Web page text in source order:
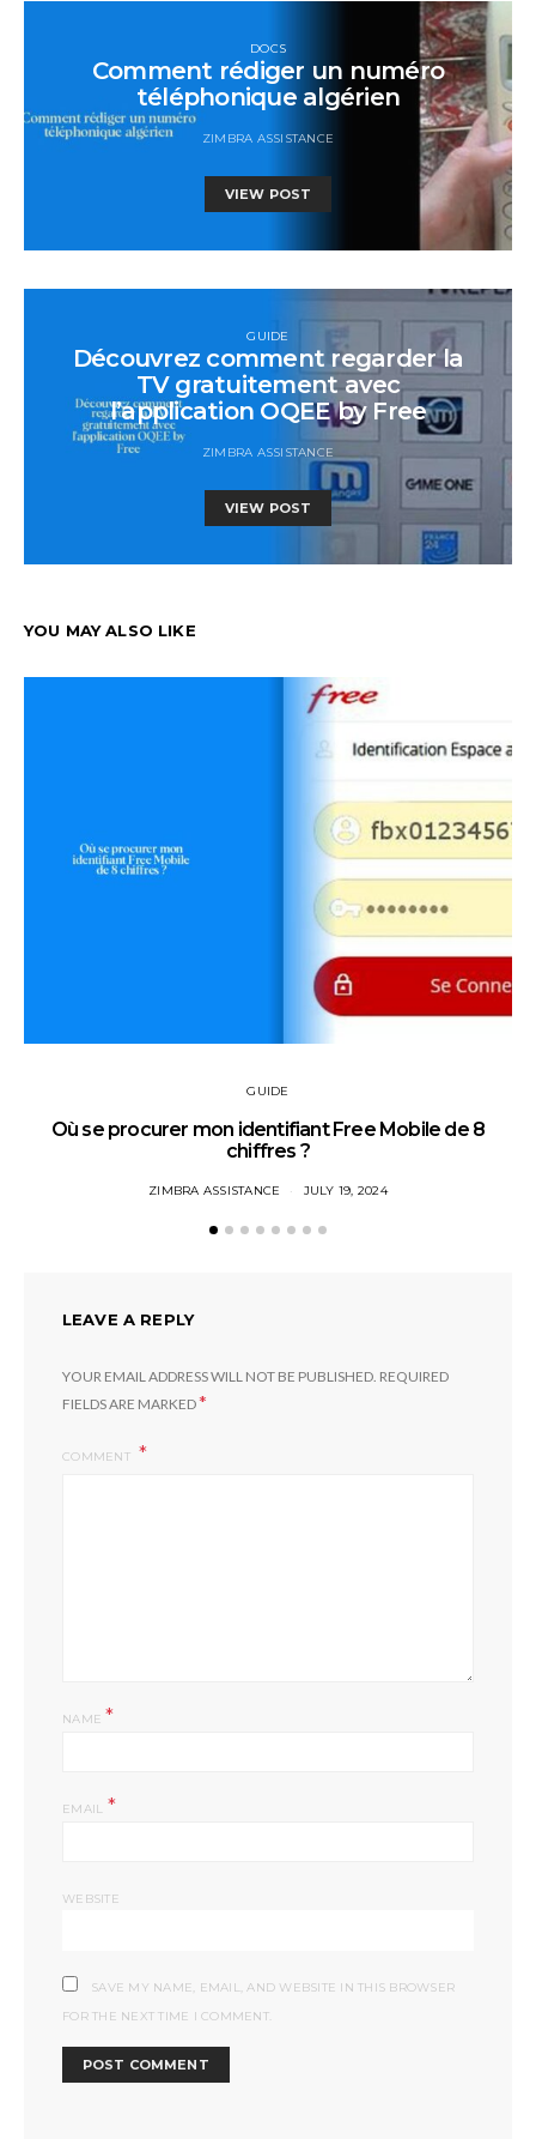
DOCS
Comment rédiger un numéro
téléphonique algérien
ZIMBRA ASSISTANCE
VIEW POST
GUIDE
Découvrez comment regarder la
TV gratuitement avec
l’application OQEE by Free
ZIMBRA ASSISTANCE
VIEW POST
YOU MAY ALSO LIKE
GUIDE
Où se procurer mon identifiant Free Mobile de 8
chiffres ?
ZIMBRA ASSISTANCE JULY 19, 2024
LEAVE A REPLY
YOUR EMAIL ADDRESS WILL NOT BE PUBLISHED. REQUIRED
FIELDS ARE MARKED*
COMMENT
NAME *
EMAIL *
WEBSITE
SAVE MY NAME, EMAIL, AND WEBSITE IN THIS BROWSER
FOR THE NEXT TIME I COMMENT.